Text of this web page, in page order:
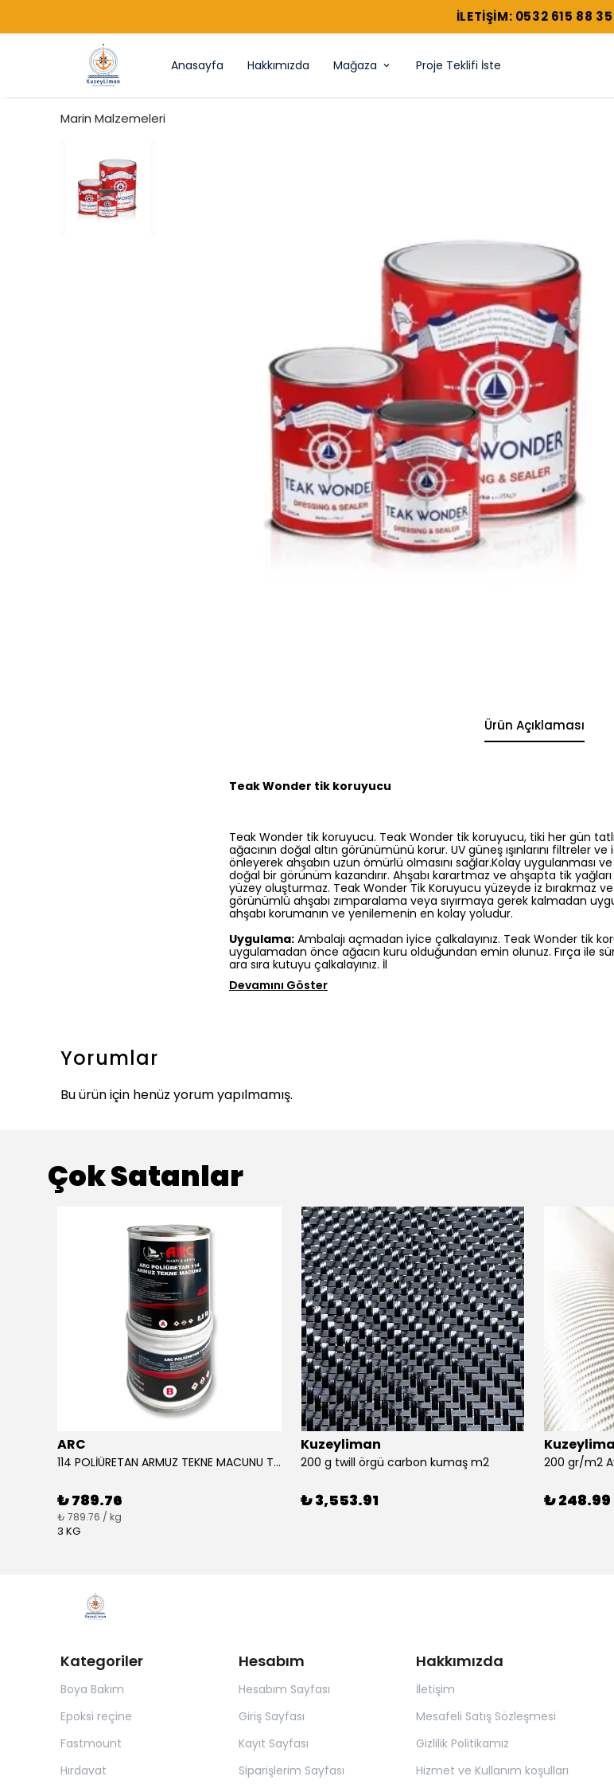
ILETIŞIM: 0532 615 88 35
Anasayfa Hakkımızda Mağaza Proje Teklifi İste
Marin Malzemeleri
Ürün Açıklaması
Teak Wonder tik koruyucu
Teak Wonder tik koruyucu. Teak Wonder tik koruyucu, tiki her gün
ağacının doğal altın görünümünü korur. UV güneş ışınlarını filtreler
önleyerek ahşabın uzun ömürlü olmasını sağlar.Kolay uygulanması
doğal bir görünüm kazandırır. Ahşabı karartmaz ve ahşapta tik
yüzey oluşturmaz. Teak Wonder Tik Koruyucu yüzeyde iz bırakmaz
görünümlü ahşabı zımparalama veya sıyırmaya gerek kalmadan
ahşabı korumanın ve yenilemenin en kolay yoludur.
Uygulama: Ambalajı açmadan iyice çalkalayınız. Teak Wonder tik
uygulamadan önce ağacın kuru olduğundan emin olunuz. Fırça ile
ara sıra kutuyu çalkalayınız. İl
Devamını Göster
Yorumlar
Bu ürün için henüz yorum yapılmamış.
Çok Satanlar
ARC
114 POLİÜRETAN ARMUZ TEKNE MACUNU TAKIM (BEYAZ)
₺ 789.76
₺ 789.76 / kg
3 KG
Kuzeyliman
200 g twill örgü carbon kumaş m2
₺ 3,553.91
200 gr/m2
₺ 248.99
Kategoriler
Boya Bakım
Epoksi reçine
Fastmount
Hırdavat
Hesabım
Hesabım Sayfası
Giriş Sayfası
Kayıt Sayfası
Siparişlerim Sayfası
Hakkımızda
İletişim
Mesafeli Satış Sözleşmesi
Gizlilik Politikamız
Hizmet ve Kullanım koşulları